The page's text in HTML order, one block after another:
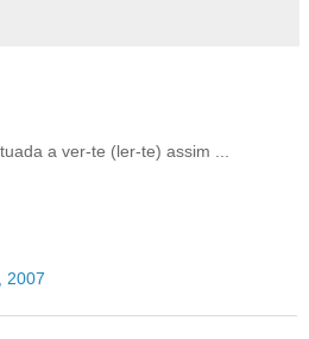
a ver-te (ler-te) assim ...
2007